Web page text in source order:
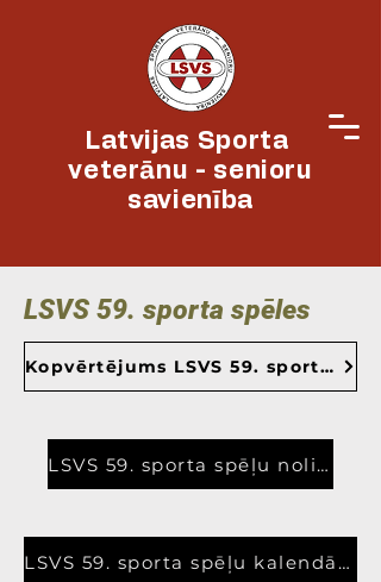
Latvijas Sporta
veterānu - senioru
savienība
LSVS 59. sporta spēles
Kopvērtējums LSVS 59. sporta spēlēm uz 18/07/2022
LSVS 59. sporta spēļu nolikums
LSVS 59. sporta spēļu kalendārs